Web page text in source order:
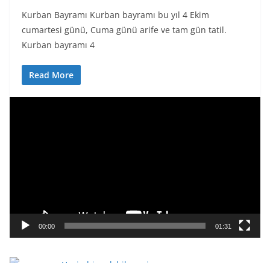
Kurban Bayramı Kurban bayramı bu yıl 4 Ekim
cumartesi günü, Cuma günü arife ve tam gün tatil.
Kurban bayramı 4
Read More
t
ı
00:00 01:31